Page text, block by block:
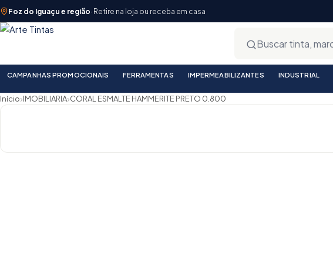
Foz do Iguaçu e região· Retire na loja ou receba em casa
CAMPANHAS PROMOCIONAIS FERRAMENTAS IMPERMEABILIZANTES INDUSTRIAL
Início›IMOBILIARIA›CORAL ESMALTE HAMMERITE PRETO 0.800